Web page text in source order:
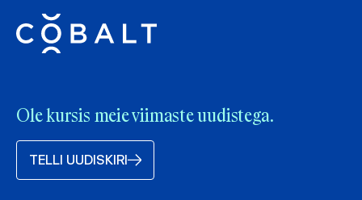
Ole kursis meie viimaste uudistega.
TELLI UUDISKIRI